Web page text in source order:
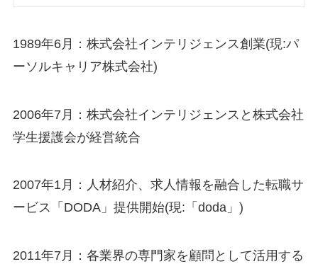
1989年6月：株式会社インテリジェンス創業(現:パ
ーソルキャリア株式会社)
2006年7月：株式会社インテリジェンスと株式会社
学生援護会が経営統合
2007年1月：人材紹介、求人情報を融合した転職サ
ービス「DODA」提供開始(現:「doda」)
2011年7月：各業界の専門家を顧問として活用する